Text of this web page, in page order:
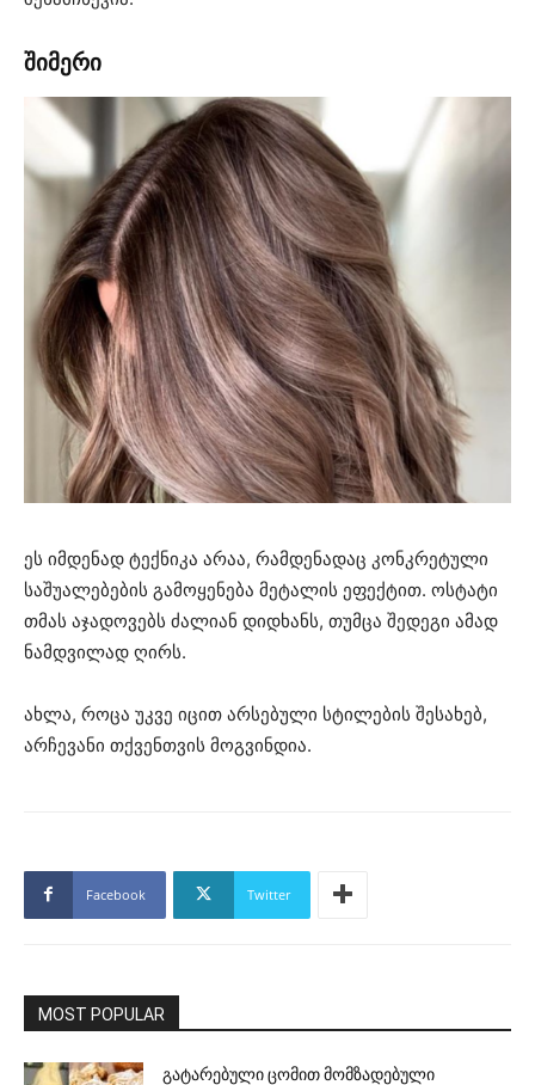
შიმერი
ეს იმდენად ტექნიკა არაა, რამდენადაც კონკრეტული
საშუალებების გამოყენება მეტალის ეფექტით. ოსტატი
თმას აჯადოვებს ძალიან დიდხანს, თუმცა შედეგი ამად
ნამდვილად ღირს.
ახლა, როცა უკვე იცით არსებული სტილების შესახებ,
არჩევანი თქვენთვის მოგვინდია.
Facebook Twitter
MOST POPULAR
გატარებული ცომით მომზადებული